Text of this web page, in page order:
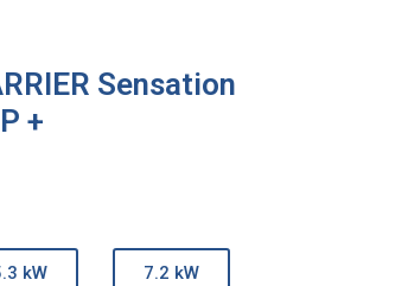
Sensation
+
kW 7.2 kW